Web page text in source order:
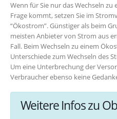
Wenn für Sie nur das Wechseln
Frage kommt, setzen Sie im
“Ökostrom”. Günstiger als beim
meisten Anbieter von Strom aus
Fall. Beim Wechseln zu einem
Unterschiede zum Wechseln des
Um eine Unterbrechung der
Verbraucher ebenso keine
Weitere Infos zu